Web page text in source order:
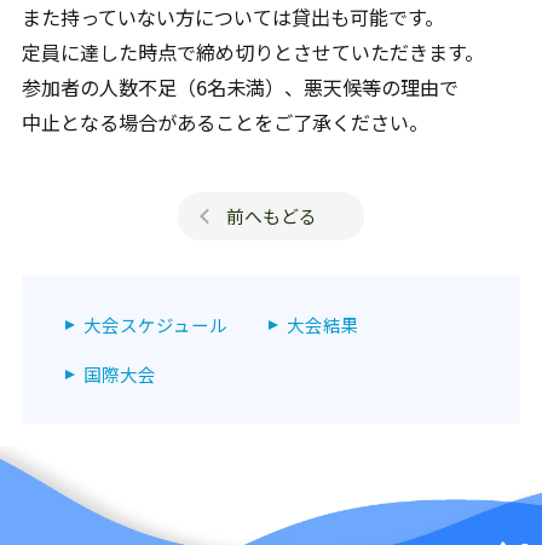
また持っていない方については貸出も可能です。
定員に達した時点で締め切りとさせていただきます。
参加者の人数不足（6名未満）、悪天候等の理由で
中止となる場合があることをご了承ください。
前へもどる
大会スケジュール
大会結果
国際大会